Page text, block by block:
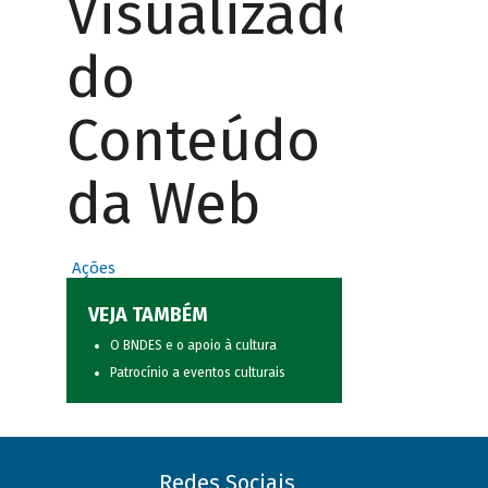
Visualizador
do
Conteúdo
da Web
Ações
VEJA TAMBÉM
O BNDES e o apoio à cultura
Patrocínio a eventos culturais
Redes Sociais